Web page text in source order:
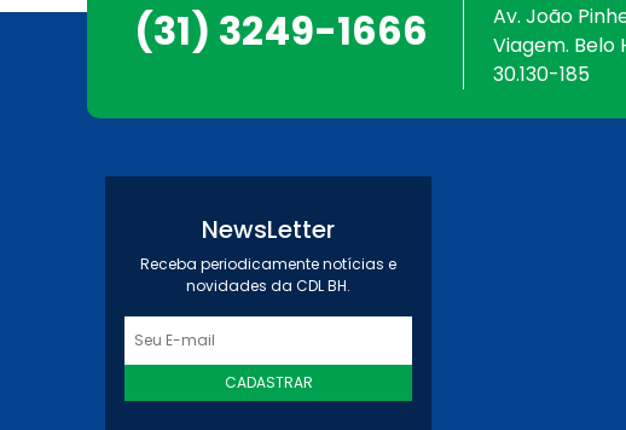
(31) 3249-1666
Av. João
Viagem. Belo
30.130-185
NewsLetter
Receba periodicamente notícias e
novidades da CDL BH.
CADASTRAR